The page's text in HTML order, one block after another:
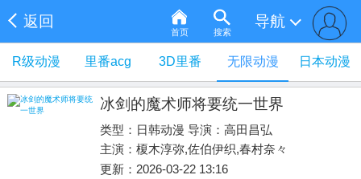
返回
首页 搜索
导航
R级动漫 里番acg 3D里番 无限动漫 日本动漫
冰剑的魔术师将要统一世界
类型： 日韩动漫 导演： 高田昌弘
主演：榎木淳弥,佐伯伊织,春村奈々
更新：2026-03-22 13:16